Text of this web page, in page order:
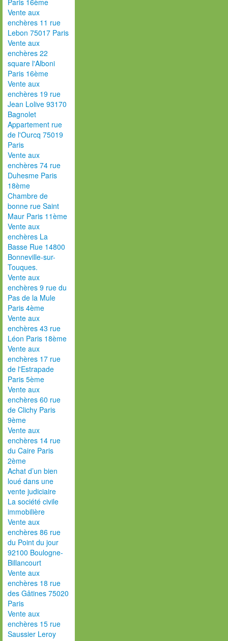
Paris 16ème
Vente aux
enchères 11 rue
Lebon 75017 Paris
Vente aux
enchères 22
square l'Alboni
Paris 16ème
Vente aux
enchères 19 rue
Jean Lolive 93170
Bagnolet
Appartement rue
de l'Ourcq 75019
Paris
Vente aux
enchères 74 rue
Duhesme Paris
18ème
Chambre de
bonne rue Saint
Maur Paris 11ème
Vente aux
enchères La
Basse Rue 14800
Bonneville-sur-
Touques.
Vente aux
enchères 9 rue du
Pas de la Mule
Paris 4ème
Vente aux
enchères 43 rue
Léon Paris 18ème
Vente aux
enchères 17 rue
de l'Estrapade
Paris 5ème
Vente aux
enchères 60 rue
de Clichy Paris
9ème
Vente aux
enchères 14 rue
du Caire Paris
2ème
Achat d’un bien
loué dans une
vente judiciaire
La société civile
immobilière
Vente aux
enchères 86 rue
du Point du jour
92100 Boulogne-
Billancourt
Vente aux
enchères 18 rue
des Gâtines 75020
Paris
Vente aux
enchères 15 rue
Saussier Leroy